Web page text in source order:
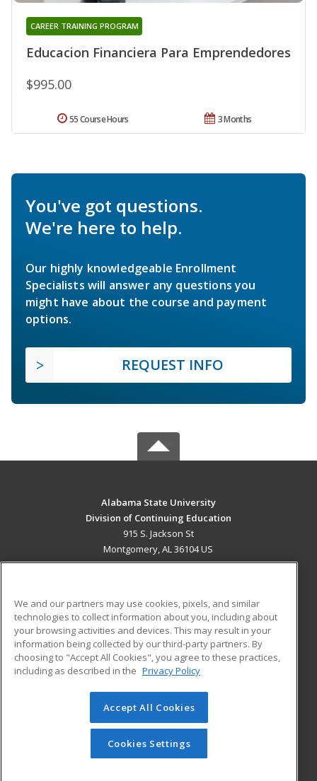
Educacion Financiera Para Emprendedores
CAREER TRAINING PROGRAM
$995.00
3 Months
55 Course Hours
You've got questions.
We're here to help.
Our highly knowledgeable Enrollment
Specialists will answer any questions you
might have about the course and payment
options.
REQUEST INFO
Alabama State University
Division of Continuing Education
915 S. Jackson St
Montgomery, AL 36104 US
ADDITIONAL RESOURCES
Military
Financial Assistance
Help
Student Blog
© 2026 ed2go, a division of Cengage Learning. All rights
reserved. The material on this site cannot be reproduced or
redistributed unless you have obtained prior written
permission from Cengage Learning.Privacy Policy
We and our partners may use cookies, pixels, and similar
technologies to collect information about you, including about
your browsing activities and devices. This may result in your
information being collected by our third-party partners. By
choosing to "Accept All Cookies", you agree to these practices,
including as described in the Privacy Policy
Accept All Cookies
Cookies Settings